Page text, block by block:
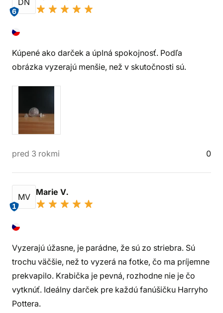
DN
6
Kúpené ako darček a úplná spokojnosť. Podľa
obrázka vyzerajú menšie, než v skutočnosti sú.
pred 3 rokmi 0
MV
1
Marie V.
Vyzerajú úžasne, je parádne, že sú zo striebra. Sú
trochu väčšie, než to vyzerá na fotke, čo ma príjemne
prekvapilo. Krabička je pevná, rozhodne nie je čo
vytknúť. Ideálny darček pre každú fanúšičku Harryho
Pottera.